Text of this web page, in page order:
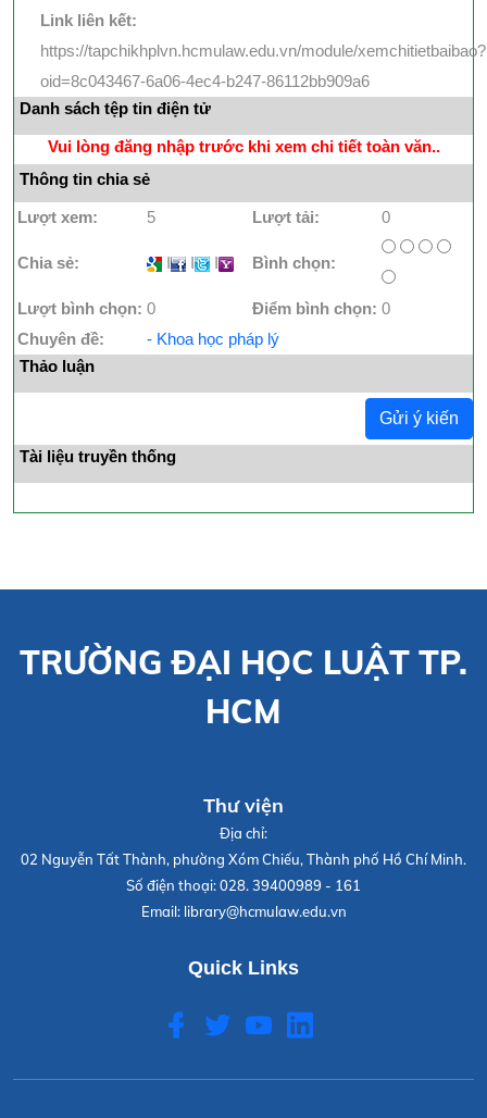
Link liên kết:
https://tapchikhplvn.hcmulaw.edu.vn/module/xemchitietbaibao?
oid=8c043467-6a06-4ec4-b247-86112bb909a6
Danh sách tệp tin điện tử
Vui lòng đăng nhập trước khi xem chi tiết toàn văn..
Thông tin chia sẻ
Lượt xem: 5 Lượt tải: 0
Chia sẻ: I I I Bình chọn:
Lượt bình chọn: 0 Điểm bình chọn: 0
Chuyên đề:
- Khoa học pháp lý
Thảo luận
Gửi ý kiến
Tài liệu truyền thống
TRƯỜNG ĐẠI HỌC LUẬT TP.
HCM
Thư viện
Địa chỉ:
02 Nguyễn Tất Thành, phường Xóm Chiếu, Thành phố Hồ Chí Minh.
Số điện thoại:028. 39400989 - 161
Email: library@hcmulaw.edu.vn
Quick Links